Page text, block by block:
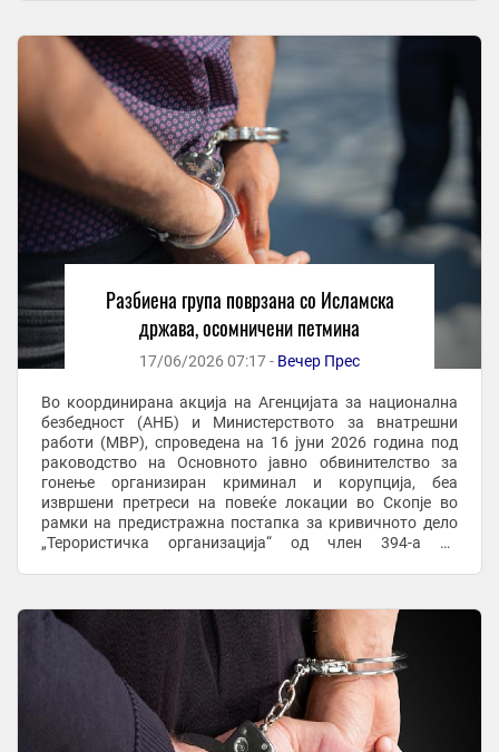
Разбиена група поврзана со Исламска
држава, осомничени петмина
17/06/2026 07:17 - Вечер Прес
Во координирана акција на Агенцијата за национална
безбедност (АНБ) и Министерството за внатрешни
работи (МВР), спроведена на 16 јуни 2026 година под
раководство на Основното јавно обвинителство за
гонење организиран криминал и корупција, беа
извршени претреси на повеќе локации во Скопје во
рамки на предистражна постапка за кривичното дело
„Терористичка организација“ од член 394-а од